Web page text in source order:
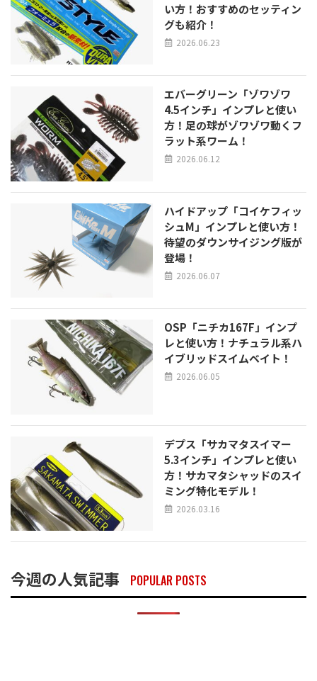
い方！おすすめのセッティン
グも紹介！
2026.06.23
エバーグリーン「ゾワゾワ
4.5インチ」インプレと使い
方！足の球がゾワゾワ動くフ
ラット系ワーム！
2026.06.12
ハイドアップ「コイケフィッ
シュM」インプレと使い方！
待望のダウンサイジング版が
登場！
2026.06.07
OSP「ニチカ167F」インプ
レと使い方！ナチュラル系ハ
イブリッドスイムベイト！
2026.06.05
デプス「サカマタスイマー
5.3インチ」インプレと使い
方！サカマタシャッドのスイ
ミング特化モデル！
2026.03.16
今週の人気記事 POPULAR POSTS